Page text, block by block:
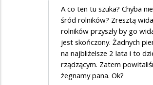
A co ten tu szuka? Chyba
śród rolników? Zresztą
rolników przyszły by go
jest skończony. Żadnych
na najbliżelsze 2 lata i to
rządzącym. Zatem
żegnamy pana. Ok?